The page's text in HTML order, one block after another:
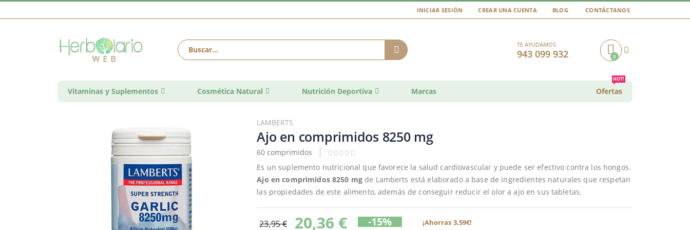
INICIAR SESIÓN CREAR UNA CUENTA BLOG CONTÁCTANOS
TE AYUDAMOS
943 099 932 Cart0
Vitaminas y Suplementos Cosmética Natural Nutrición Deportiva Marcas Ofertas
HOT!
LAMBERTS
Ajo en comprimidos 8250 mg
60 comprimidos
Es un suplemento nutricional que favorece la salud cardiovascular y puede ser efectivo contra los hongos.
Ajo en comprimidos 8250 mgde Lamberts está elaborado a base de ingredientes naturales que respetan
las propiedades de este alimento, además de conseguir reducir el olor a ajo en sus tabletas.
23,95 € 20,36 € -15% ¡Ahorras 3,59€!